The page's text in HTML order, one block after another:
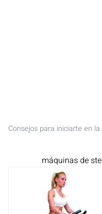
Consejos para iniciarte en
máquinas de